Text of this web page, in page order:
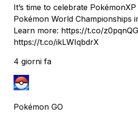
It’s time to celebrate
Pokémon World Championships
Learn more: https://t.co/
https://t.co/ikLWIqbdrX
4 giorni fa
Pokémon GO